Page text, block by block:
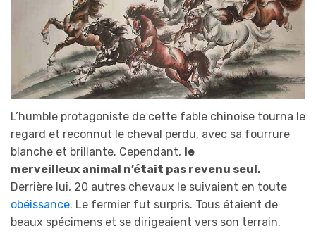
L’humble protagoniste de cette fable chinoise tourna le
regard et reconnut le cheval perdu, avec sa fourrure
blanche et brillante. Cependant, le
merveilleux animal n’était pas revenu seul.
Derrière lui, 20 autres chevaux le suivaient en toute
obéissance. Le fermier fut surpris. Tous étaient de
beaux spécimens et se dirigeaient vers son terrain.